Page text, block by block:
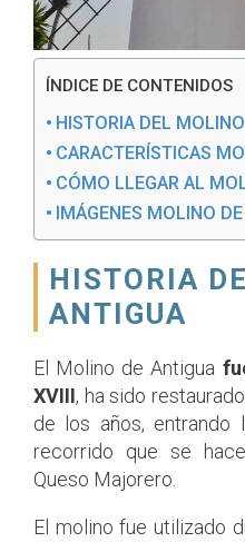
ÍNDICE DE CONTENIDOS
HISTORIA DEL
CARACTERÍSTICAS
CÓMO LLEGAR AL
IMÁGENES MOLINO
HISTORIA
ANTIGUA
El Molino de Antigua
XVIII, ha sido
de los años, entrando
recorrido que se
Queso Majorero.
El molino fue utilizado